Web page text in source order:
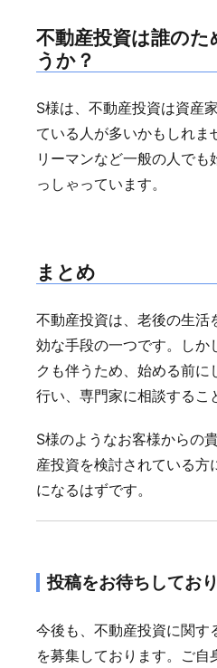
不動産投資は誰のた
うか？
S様は、不動産投資は資産
ている人が多いかもしれま
リーマンなど一般の人でも
っしゃっています。
まとめ
不動産投資は、老後の生活
効な手段の一つです。しか
クも伴うため、始める前に
行い、専門家に相談するこ
S様のようなお客様からの
産投資を検討されている方
になるはずです。
投稿をお待ちしてお
今後も、不動産投資に関す
を募集しております。ご